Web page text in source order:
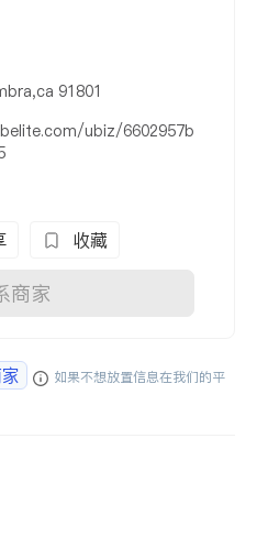
91801
ubiz/6602957b
收藏
商家
如果不想放置信息在我们的平